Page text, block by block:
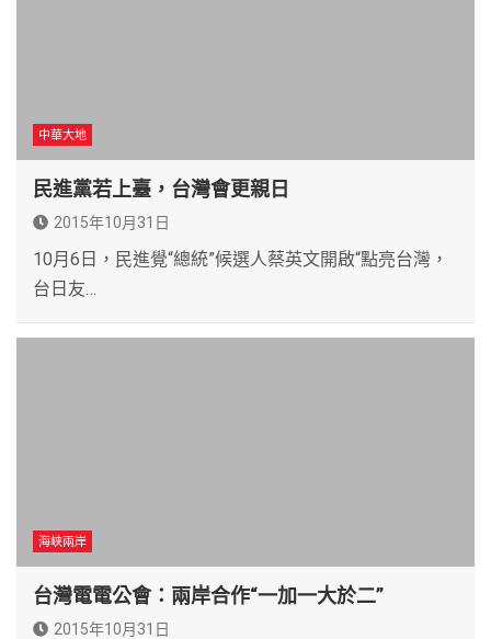
中華大地
民進黨若上臺，台灣會更親日
2015年10月31日
10月6日，民進覺“總統”候選人蔡英文開啟“點亮台灣，
台日友…
海峽兩岸
台灣電電公會：兩岸合作“一加一大於二”
2015年10月31日